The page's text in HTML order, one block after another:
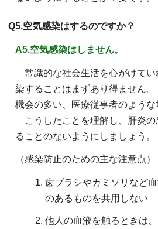
Q5.空気感染はするのですか？
A5.空気感染はしません。
常識的な社会生活を心がけて
染することはまずあり得ません
機会の多い、医療従事者のような
こうしたことを理解し、肝炎
ることのないようにしましょう。
（感染防止のための主な注意点）
歯ブラシやカミソリなど
のあるものを共用しない
他人の血液を触るときは